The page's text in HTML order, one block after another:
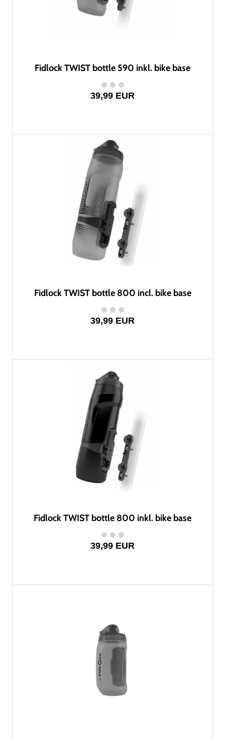
Fidlock TWIST bottle 590 inkl. bike base
39,99 EUR
Fidlock TWIST bottle 800 incl. bike base
39,99 EUR
Fidlock TWIST bottle 800 inkl. bike base
39,99 EUR